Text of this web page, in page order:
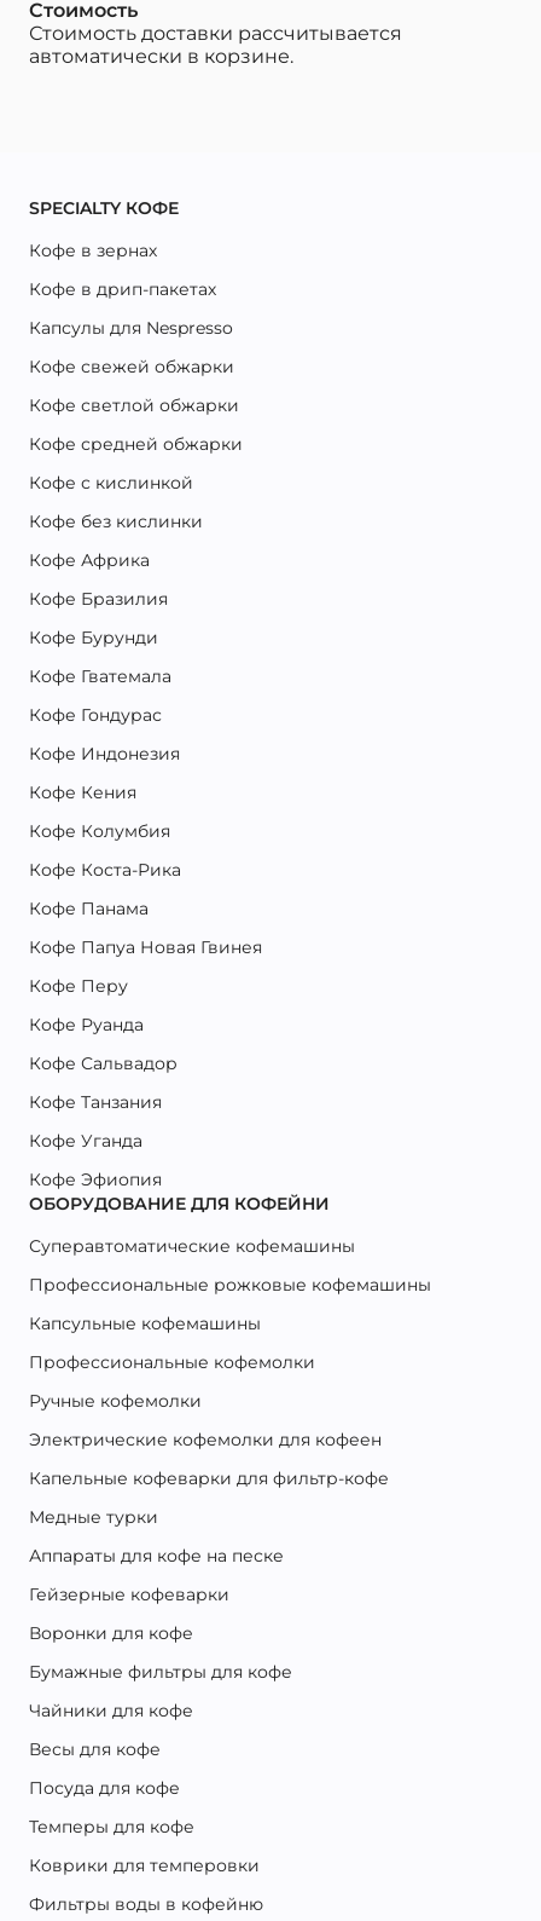
Стоимость
Стоимость доставки рассчитывается
автоматически в корзине.
SPECIALTY КОФЕ
Кофе в зернах
Кофе в дрип-пакетах
Капсулы для Nespresso
Кофе свежей обжарки
Кофе светлой обжарки
Кофе средней обжарки
Кофе с кислинкой
Кофе без кислинки
Кофе Африка
Кофе Бразилия
Кофе Бурунди
Кофе Гватемала
Кофе Гондурас
Кофе Индонезия
Кофе Кения
Кофе Колумбия
Кофе Коста-Рика
Кофе Панама
Кофе Папуа Новая Гвинея
Кофе Перу
Кофе Руанда
Кофе Сальвадор
Кофе Танзания
Кофе Уганда
Кофе Эфиопия
ОБОРУДОВАНИЕ ДЛЯ КОФЕЙНИ
Суперавтоматические кофемашины
Профессиональные рожковые кофемашины
Капсульные кофемашины
Профессиональные кофемолки
Ручные кофемолки
Электрические кофемолки для кофеен
Капельные кофеварки для фильтр-кофе
Медные турки
Аппараты для кофе на песке
Гейзерные кофеварки
Воронки для кофе
Бумажные фильтры для кофе
Чайники для кофе
Весы для кофе
Посуда для кофе
Темперы для кофе
Коврики для темперовки
Фильтры воды в кофейню